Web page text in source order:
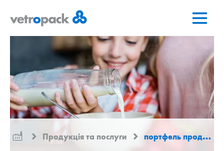
головну
змісту
контактів
Продукція та послуги портфель продуктів